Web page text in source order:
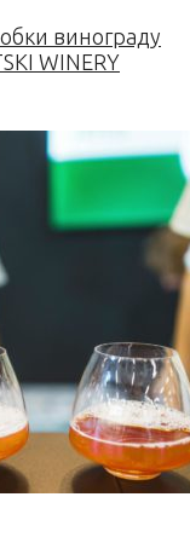
винограду
WINERY